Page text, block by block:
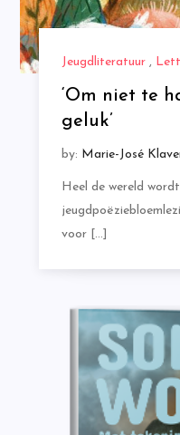
Jeugdliteratuur,
‘Om niet te
geluk’
by: Marie-José
Heel de wereld
voor […]